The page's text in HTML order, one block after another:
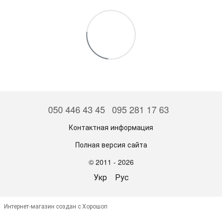
050 446 43 45 095 281 17 63
Контактная информация
Полная версия сайта
© 2011 - 2026
Укр Рус
Интернет-магазин создан с Хорошоп